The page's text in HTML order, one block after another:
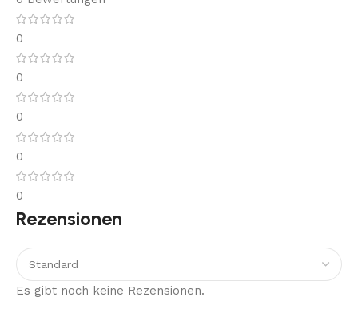
0
0
0
0
0
Rezensionen
Es gibt noch keine Rezensionen.